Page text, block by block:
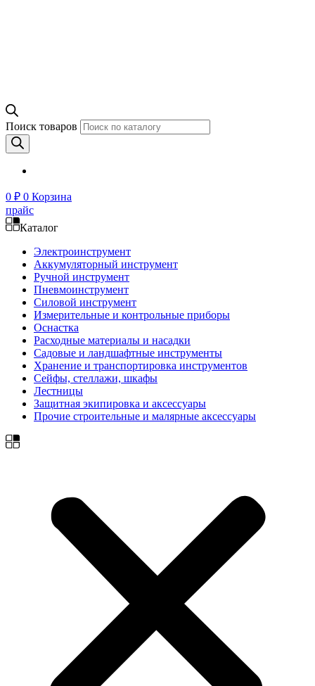
Поиск товаров
0 ₽ 0 Корзина
прайс
Каталог
Электроинструмент
Аккумуляторный инструмент
Ручной инструмент
Пневмоинструмент
Силовой инструмент
Измерительные и контрольные приборы
Оснастка
Расходные материалы и насадки
Садовые и ландшафтные инструменты
Хранение и транспортировка инструментов
Сейфы, стеллажи, шкафы
Лестницы
Защитная экипировка и аксессуары
Прочие строительные и малярные аксессуары